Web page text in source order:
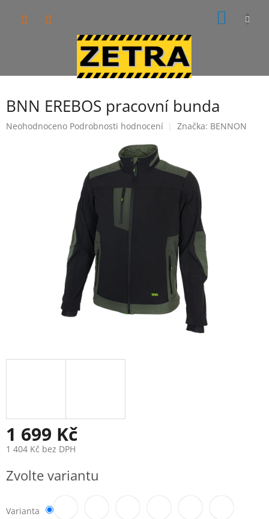
BNN EREBOS pracovní bunda
Průměrné
Neohodnoceno Podrobnosti hodnocení Značka: BENNON
1 699 Kč
1 404 Kč bez DPH
cena:
Zvolte variantu
Varianta